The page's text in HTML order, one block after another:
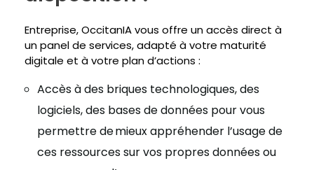
Entreprise, OccitanIA vous offre un accès direct à
un panel de services, adapté à votre maturité
digitale et à votre plan d’actions :
Accès à des briques technologiques, des
logiciels, des bases de données pour vous
permettre de mieux appréhender l’usage de
ces ressources sur vos propres données ou